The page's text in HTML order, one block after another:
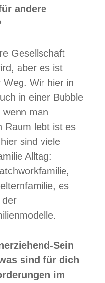
andere
Gesellschaft
aber es ist
Weg. Wir hier in
in einer Bubble
wenn man
Raum lebt ist es
sind viele
Alltag:
es
der
Sein
sind für dich
im